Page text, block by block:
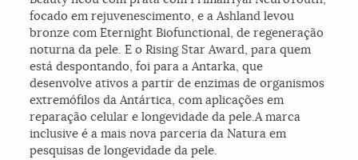
focado em rejuvenescimento, e a Ashland levou
bronze com Eternight Biofunctional, de regeneração
noturna da pele. E o Rising Star Award, para quem
está despontando, foi para a Antarka, que
desenvolve ativos a partir de enzimas de organismos
extremófilos da Antártica, com aplicações em
reparação celular e longevidade da pele.A marca
inclusive é a mais nova parceria da Natura em
pesquisas de longevidade da pele.